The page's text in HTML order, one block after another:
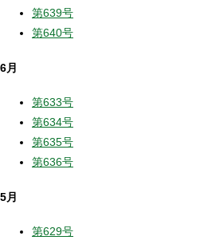
第639号
第640号
6月
第633号
第634号
第635号
第636号
5月
第629号